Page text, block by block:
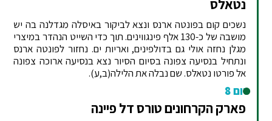
נטאלס
נשכים קום בפונטה ארנס ונצא לביקור באיסלה מגדלנה בה יש
מושבה של כ-130 אלף פינגווינים. תוך כדי השייט הנהדר במיצרי
מגלן נחזה אולי גם בדולפינים, ואריות ים. נחזור לפונטה ארנס
ונתחיל בנסיעה צפונה בסיום הסיור נצא בנסיעה ארוכה צפונה
אל פורטו נטאלס. שם נבלה את הלילה(ב,ע).
יום 8
פארק הקרחונים טורס דל פיינה